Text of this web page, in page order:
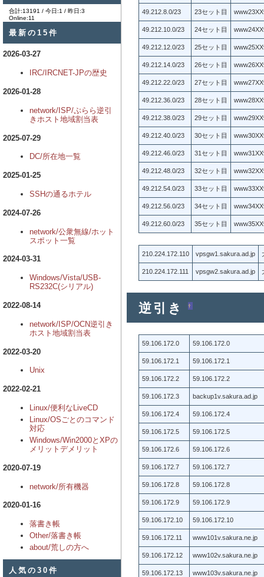
合計:13191 / 今日:1 / 昨日:3
Online:11
最新の15件
2026-03-27
IRC/IRCNET-JPの歴史
2026-01-28
network/ISP/ぷらら逆引
きホスト地域割当表
2025-07-29
DC/所在地一覧
2025-01-25
SSHの通るホテル
2024-07-26
network/公衆無線/ホット
スポット一覧
2024-03-31
Windows/Vista/USB-
RS232C(シリアル)
2022-08-14
network/ISP/OCN逆引き
ホスト地域割当表
2022-03-20
Unix
2022-02-21
Linux/便利なLiveCD
Linux/OSごとのコマンド
対応
Windows/Win2000とXPの
メリットデメリット
2020-07-19
network/所有機器
2020-01-16
落書き帳
Other/落書き帳
about/荒しの方へ
人気の30件
49.212.8.0/23 23セット目
49.212.10.0/23 24セット目
49.212.12.0/23 25セット目
49.212.14.0/23 26セット目
49.212.22.0/23 27セット目
49.212.36.0/23 28セット目
49.212.38.0/23 29セット目
49.212.40.0/23 30セット目
49.212.46.0/23 31セット目
49.212.48.0/23 32セット目
49.212.54.0/23 33セット目
49.212.56.0/23 34セット目
49.212.60.0/23 35セット目
210.224.172.110 vpsgw1.sakura.ad.jp
210.224.172.111 vpsgw2.sakura.ad.jp
逆引き †
59.106.172.0 59.106.172.0
59.106.172.1 59.106.172.1
59.106.172.2 59.106.172.2
59.106.172.3 backup1v.sakura.ad.jp
59.106.172.4 59.106.172.4
59.106.172.5 59.106.172.5
59.106.172.6 59.106.172.6
59.106.172.7 59.106.172.7
59.106.172.8 59.106.172.8
59.106.172.9 59.106.172.9
59.106.172.10 59.106.172.10
59.106.172.11 www101v.sakura.ne.jp
59.106.172.12 www102v.sakura.ne.jp
59.106.172.13 www103v.sakura.ne.jp